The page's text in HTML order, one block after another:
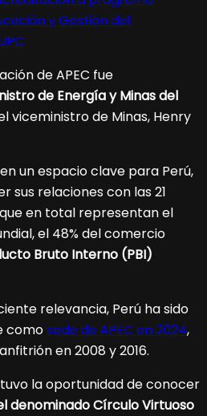
y Gestión del
de APEC fue
de Energía y Minas del
viceministro de Minas, Henry
un espacio clave para Perú,
relaciones con las 21
en total representan el
el 48% del comercio
Bruto Interno (PBI)
relevancia, Perú ha sido
comosede de APEC en 2024,
en 2008 y 2016.
tuvo la oportunidad de conocer
denominado Círculo Virtuoso